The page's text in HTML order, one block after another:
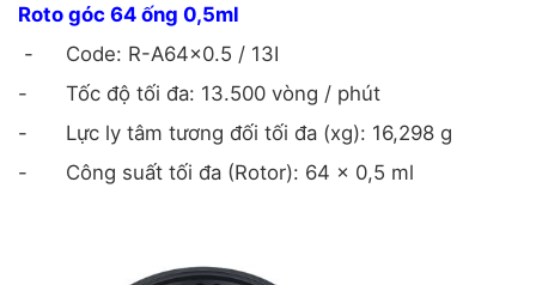
Roto góc 64 ống 0,5ml
-
Code: R-A64x0.5 / 13I
-
Tốc độ tối đa: 13.500 vòng / phút
-
Lực ly tâm tương đối tối đa (xg): 16,298 g
-
Công suất tối đa (Rotor): 64 x 0,5 ml